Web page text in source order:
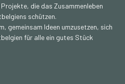
die das Zusammenleben
schützen.
gemeinsam Ideen umzusetzen, sich
für alle ein gutes Stück